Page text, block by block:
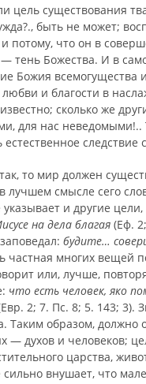
цель существования
быть не может;
и потому, что он в
тень Божества. И в
Божия всемогущества
любви и благости в
сколько же
для нас
ес­тественное
то мир должен
лучшем смысле сего
и другие
на дела благая (Еф.
будите…
частная многих вещей
или, лучше,
что есть человек, яко
2; 7. Пс. 8; 5. 143; 3).
Таким образом,
— духов и человеков;
царства,
сильно внуша­ет, что